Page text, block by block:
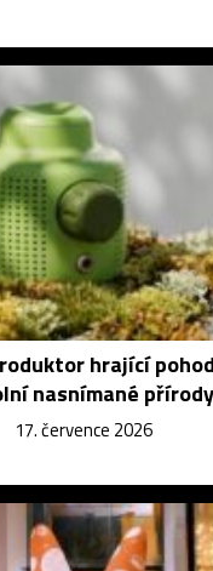
hrající
nasnímané
17. července 2026